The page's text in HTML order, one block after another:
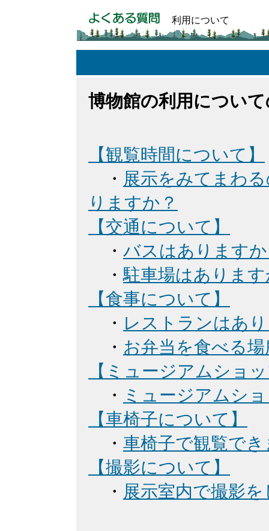
利用について
博物館の利用につい
【観覧時間について】
・ 展示をみてまわ
りますか？
【交通について】
・ バスはあります
・駐車場はありま
【食事について】
・ レストランはあ
・ お弁当を食べる
【ミュージアムショ
・ ミュージアムシ
【車椅子について】
・ 車椅子で観覧で
【撮影について】
・ 展示室内で撮影